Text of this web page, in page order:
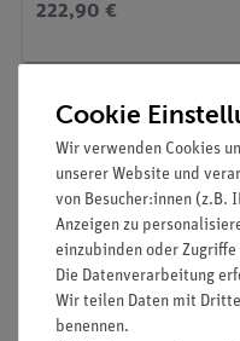
222,90 €
Artikel-Nr.:P7154600
Cookie
Wir verwenden Cookies
unserer Website und
von Besucher:innen (z.B.
Anzeigen zu
einzubinden oder
Die Datenverarbeitung
Wir teilen Daten mit
benennen.